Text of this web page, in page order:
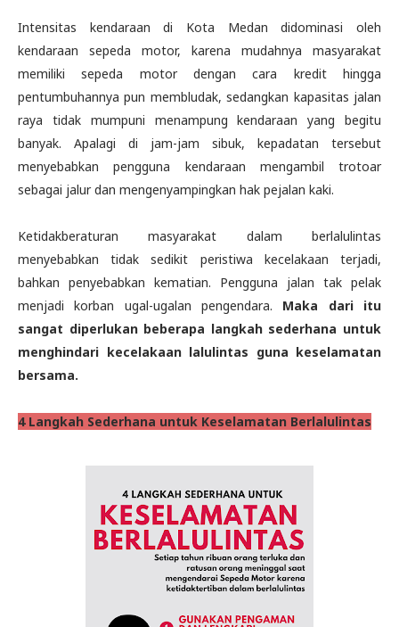
Intensitas kendaraan di Kota Medan didominasi oleh
kendaraan sepeda motor, karena mudahnya masyarakat
memiliki sepeda motor dengan cara kredit hingga
pentumbuhannya pun membludak, sedangkan kapasitas jalan
raya tidak mumpuni menampung kendaraan yang begitu
banyak. Apalagi di jam-jam sibuk, kepadatan tersebut
menyebabkan pengguna kendaraan mengambil trotoar
sebagai jalur dan mengenyampingkan hak pejalan kaki.
Ketidakberaturan masyarakat dalam berlalulintas
menyebabkan tidak sedikit peristiwa kecelakaan terjadi,
bahkan penyebabkan kematian. Pengguna jalan tak pelak
menjadi korban ugal-ugalan pengendara. Maka dari itu
sangat diperlukan beberapa langkah sederhana untuk
menghindari kecelakaan lalulintas guna keselamatan
bersama.
4 Langkah Sederhana untuk Keselamatan Berlalulintas